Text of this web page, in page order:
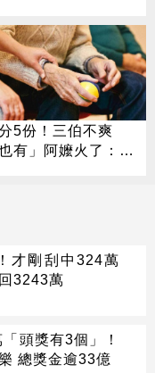
岸：連香蕉都不給
5份！三伯不爽
也有」阿嬤火了：全
院
才剛刮中324萬
3243萬
頭獎有3個」！
總獎金逾33億